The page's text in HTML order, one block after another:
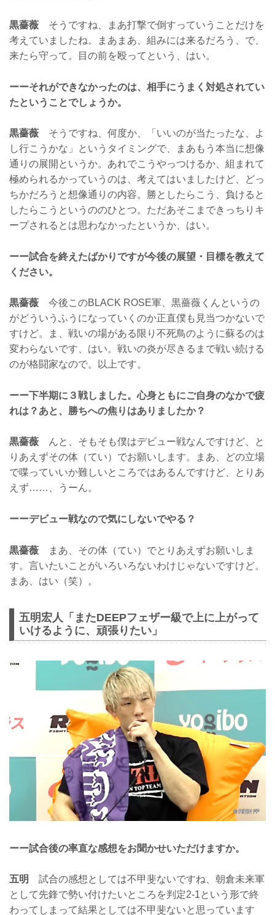
黒薔薇 そうですね、まあ打撃で倒すっていうことだけを
考えていましたね。まあまあ、組みには来るだろう、で、
来たら守って。目の前を殴ってという、はい。
ーーそれができなかったのは、相手にうまく対処されてい
たということでしょうか。
黒薔薇 そうですね、何度か、「いいのが当たったな、よ
し行こうかな」というタイミングで、まあもう本当に想像
通りの展開というか。あれでこうやっつけるか、組まれて
極められるかっていうのは、考えてはいましたけど、どっ
ちかだろうと想像通りの内容。勝としたらこう、負けると
したらこうというののひとつ。ただあそこまできっちりキ
ープされるとは思わなかったというか、はい。
ーー試合を終えたばかりですが今後の展望・目標を教えて
ください。
黒薔薇 今後このBLACK ROSE軍、黒薔薇くんというの
がどういうふうになっていくのか正直僕も見当つかないで
すけど。ま、戦いの場がある限り不死鳥のように蘇るのは
変わらないです、はい。戦いの炎が尽きるまで戦い続ける
のが格闘家なので。以上です。
ーー下半期に３戦しました。心身ともにご自身のなかで疲
れは？あと、勝ちへの焦りはありましたか？
黒薔薇 んと、そもそも僕はデビュー戦なんですけど、と
りあえずその体（てい）でお願いします。まあ、どの立場
で喋っていいか難しいところではあるんですけど、とりあ
えず……、うーん。
ーーデビュー戦なので気にしないでやる？
黒薔薇 まあ、その体（てい）でとりあえずお願いしま
す。言いたいことがいろいろないわけじゃないですけど。
まあ、はい（笑）。
五明宏人「またDEEPフェザー級で上に上がって
いけるように、頑張りたい」
ーー試合後の率直な感想をお聞かせいただけますか。
五明
試合の感想としては不甲斐ないですね、朝倉未来軍
として先鋒で勢い付けたいところを判定2-1という形で終
わってしまって結果としては不甲斐ないと思っています